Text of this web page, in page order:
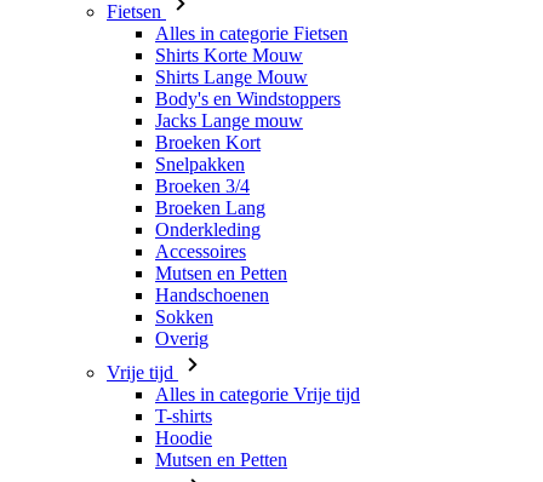
Fietsen
Alles in categorie Fietsen
Shirts Korte Mouw
Shirts Lange Mouw
Body's en Windstoppers
Jacks Lange mouw
Broeken Kort
Snelpakken
Broeken 3/4
Broeken Lang
Onderkleding
Accessoires
Mutsen en Petten
Handschoenen
Sokken
Overig
Vrije tijd
Alles in categorie Vrije tijd
T-shirts
Hoodie
Mutsen en Petten